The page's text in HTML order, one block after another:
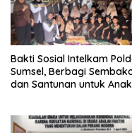
Bakti Sosial Intelkam
Sumsel, Berbagi
dan Santunan untuk Anak